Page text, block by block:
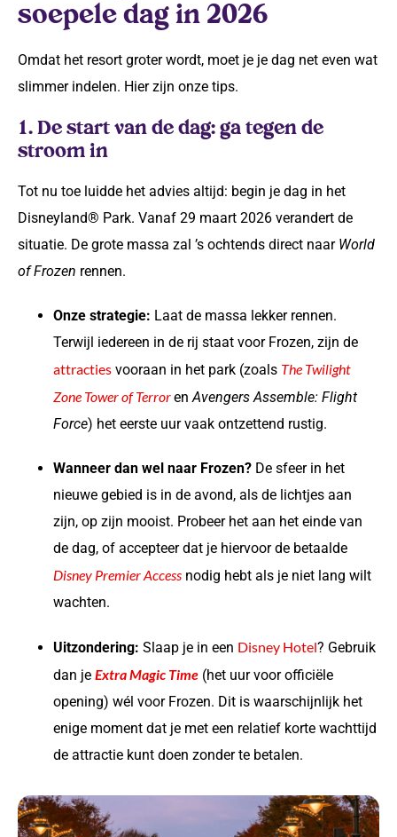
soepele dag in 2026
Omdat het resort groter wordt, moet je je dag net even wat
slimmer indelen. Hier zijn onze tips.
1. De start van de dag: ga tegen de
stroom in
Tot nu toe luidde het advies altijd: begin je dag in het
Disneyland® Park. Vanaf 29 maart 2026 verandert de
situatie. De grote massa zal ’s ochtends direct naar World
of Frozen rennen.
Onze strategie: Laat de massa lekker rennen.
Terwijl iedereen in de rij staat voor Frozen, zijn de
attracties vooraan in het park (zoals The Twilight
Zone Tower of TerrorenAvengers Assemble: Flight
Force) het eerste uur vaak ontzettend rustig.
Wanneer dan wel naar Frozen? De sfeer in het
nieuwe gebied is in de avond, als de lichtjes aan
zijn, op zijn mooist. Probeer het aan het einde van
de dag, of accepteer dat je hiervoor de betaalde
Disney Premier Access nodig hebt als je niet lang wilt
wachten.
Uitzondering: Slaap je in een Disney Hotel? Gebruik
dan je Extra Magic Time (het uur voor officiële
opening) wél voor Frozen. Dit is waarschijnlijk het
enige moment dat je met een relatief korte wachttijd
de attractie kunt doen zonder te betalen.